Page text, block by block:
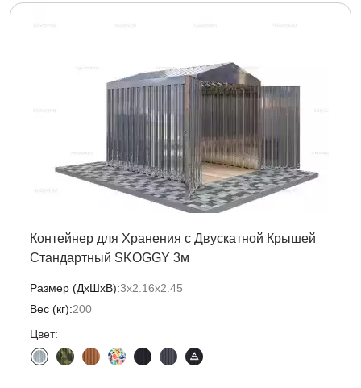
Контейнер для Хранения с Двускатной Крышей
Стандартный SKOGGY 3м
Размер (ДxШxВ):3х2.16х2.45
Вес (кг):200
Цвет: